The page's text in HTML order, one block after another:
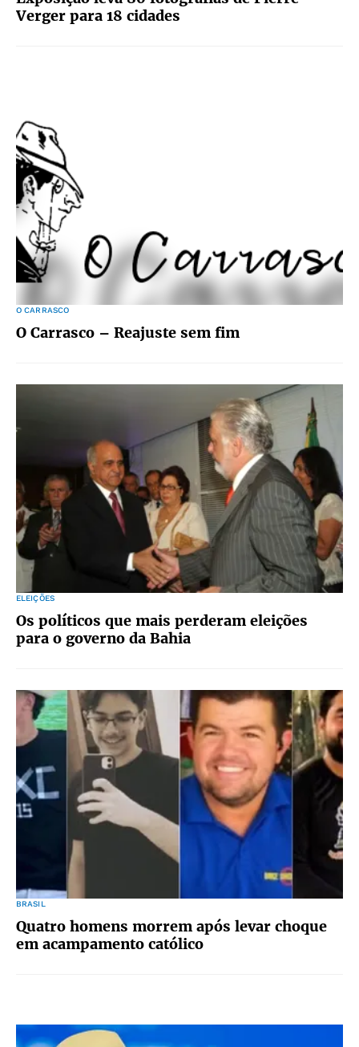
Verger para 18 cidades
O CARRASCO
O Carrasco – Reajuste sem fim
ELEIÇÕES
Os políticos que mais perderam eleições
para o governo da Bahia
BRASIL
Quatro homens morrem após levar choque
em acampamento católico